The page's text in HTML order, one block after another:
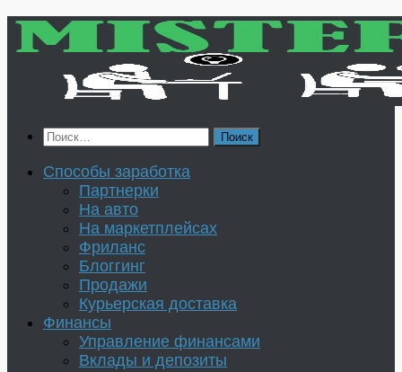
Перейти
Найти:
Способы заработка
Партнерки
На авто
На маркетплейсах
Фриланс
Блоггинг
Продажи
Курьерская доставка
Финансы
Управление финансами
Вклады и депозиты